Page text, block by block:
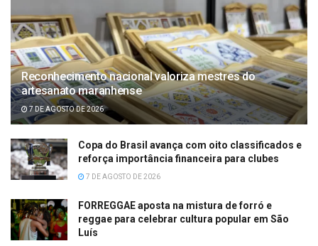
Reconhecimento nacional valoriza mestres do
artesanato maranhense
7 DE AGOSTO DE 2026
Copa do Brasil avança com oito classificados e
reforça importância financeira para clubes
7 DE AGOSTO DE 2026
FORREGGAE aposta na mistura de forró e
reggae para celebrar cultura popular em São
Luís